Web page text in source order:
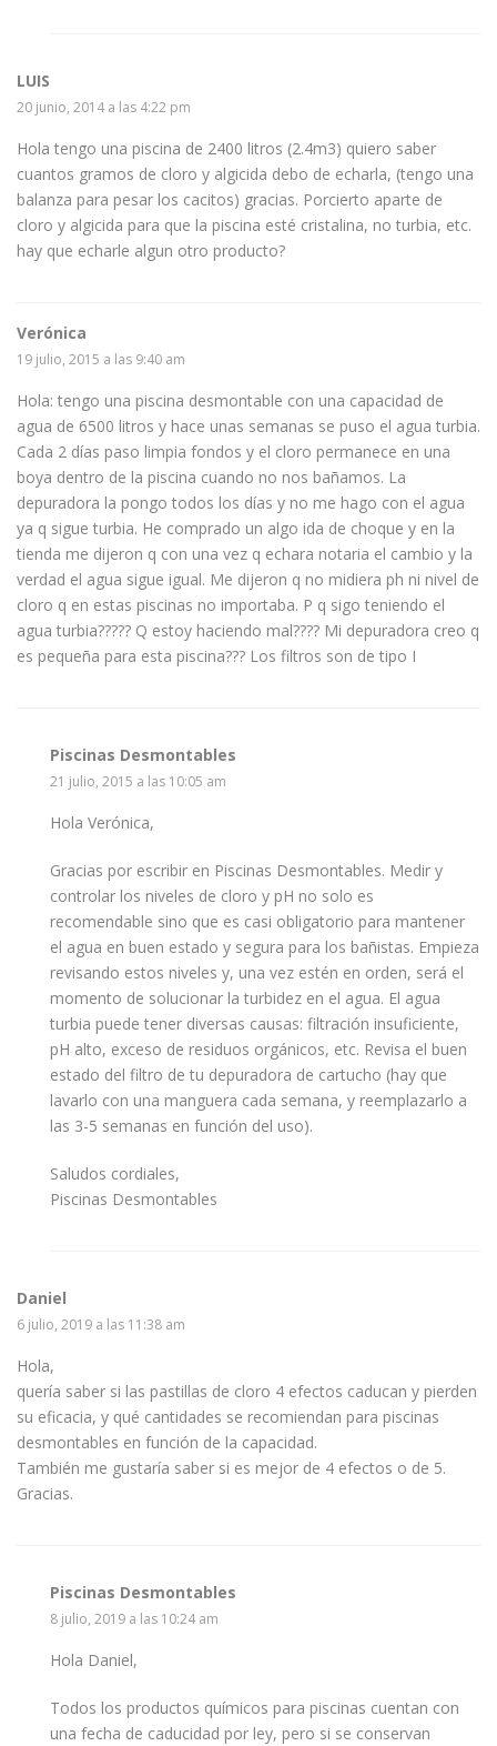
LUIS
20 junio, 2014 a las 4:22 pm
Hola tengo una piscina de 2400 litros (2.4m3) quiero saber
cuantos gramos de cloro y algicida debo de echarla, (tengo una
balanza para pesar los cacitos) gracias. Porcierto aparte de
cloro y algicida para que la piscina esté cristalina, no turbia, etc.
hay que echarle algun otro producto?
Verónica
19 julio, 2015 a las 9:40 am
Hola: tengo una piscina desmontable con una capacidad de
agua de 6500 litros y hace unas semanas se puso el agua turbia.
Cada 2 días paso limpia fondos y el cloro permanece en una
boya dentro de la piscina cuando no nos bañamos. La
depuradora la pongo todos los días y no me hago con el agua
ya q sigue turbia. He comprado un algo ida de choque y en la
tienda me dijeron q con una vez q echara notaria el cambio y la
verdad el agua sigue igual. Me dijeron q no midiera ph ni nivel de
cloro q en estas piscinas no importaba. P q sigo teniendo el
agua turbia????? Q estoy haciendo mal???? Mi depuradora creo q
es pequeña para esta piscina??? Los filtros son de tipo I
Piscinas Desmontables
21 julio, 2015 a las 10:05 am
Hola Verónica,
Gracias por escribir en Piscinas Desmontables. Medir y
controlar los niveles de cloro y pH no solo es
recomendable sino que es casi obligatorio para mantener
el agua en buen estado y segura para los bañistas. Empieza
revisando estos niveles y, una vez estén en orden, será el
momento de solucionar la turbidez en el agua. El agua
turbia puede tener diversas causas: filtración insuficiente,
pH alto, exceso de residuos orgánicos, etc. Revisa el buen
estado del filtro de tu depuradora de cartucho (hay que
lavarlo con una manguera cada semana, y reemplazarlo a
las 3-5 semanas en función del uso).
Saludos cordiales,
Piscinas Desmontables
Daniel
6 julio, 2019 a las 11:38 am
Hola,
quería saber si las pastillas de cloro 4 efectos caducan y pierden
su eficacia, y qué cantidades se recomiendan para piscinas
desmontables en función de la capacidad.
También me gustaría saber si es mejor de 4 efectos o de 5.
Gracias.
Piscinas Desmontables
8 julio, 2019 a las 10:24 am
Hola Daniel,
Todos los productos químicos para piscinas cuentan con
una fecha de caducidad por ley, pero si se conservan